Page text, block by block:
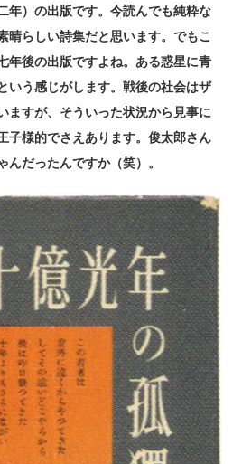
年）の出版です。今読んでも純粋な
晴らしい詩集だと思います。でもこ
年後の出版ですよね。ある惑星に青
いう感じがします。戦後の社会はザ
ますが、そういった状況から見事に
子様的でさえあります。俊太郎さん
だったんですか（笑）。